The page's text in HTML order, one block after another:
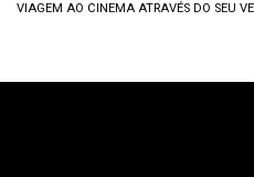
VIAGEM AO CINEMA ATRAVÉS DO SEU